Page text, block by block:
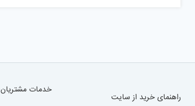
راهنمای خرید از سایت
خدمات مشتریان